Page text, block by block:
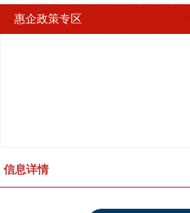
惠企政策专区
信息详情